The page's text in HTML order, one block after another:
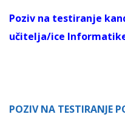
Poziv na testiranje
učitelja/ice
POZIV NA TESTIRANJE